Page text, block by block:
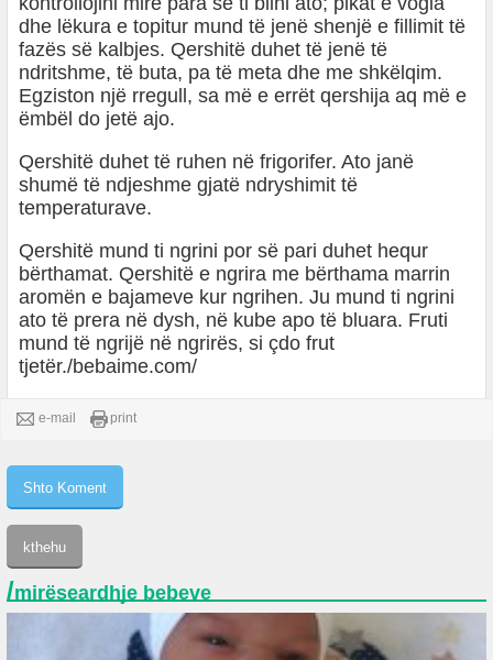
dhe lëkura e topitur mund të jenë shenjë e fillimit të
fazës së kalbjes. Qershitë duhet të jenë të
ndritshme, të buta, pa të meta dhe me shkëlqim.
Egziston një rregull, sa më e errët qershija aq më e
ëmbël do jetë ajo.
Qershitë duhet të ruhen në frigorifer. Ato janë
shumë të ndjeshme gjatë ndryshimit të
temperaturave.
Qershitë mund ti ngrini por së pari duhet hequr
bërthamat. Qershitë e ngrira me bërthama marrin
aromën e bajameve kur ngrihen. Ju mund ti ngrini
ato të prera në dysh, në kube apo të bluara. Fruti
mund të ngrijë në ngrirës, si çdo frut
tjetër./bebaime.com/
e-mail print
/mirëseardhje bebeve